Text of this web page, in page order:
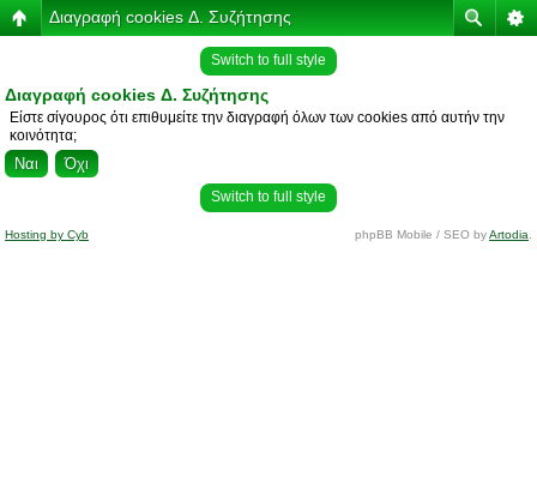
Διαγραφή cookies Δ. Συζήτησης
Switch to full style
Διαγραφή cookies Δ. Συζήτησης
Είστε σίγουρος ότι επιθυμείτε την διαγραφή όλων των cookies από αυτήν την
κοινότητα;
Switch to full style
Hosting by Cyb phpBB Mobile / SEO byArtodia